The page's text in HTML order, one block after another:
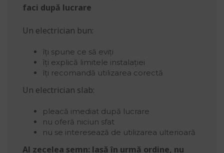
faci după lucrare
Un electrician bun:
îți spune ce să eviți
îți explică limitele instalației
îți recomandă utilizarea corectă
Un electrician slab:
pleacă imediat după lucrare
nu oferă niciun sfat
nu se interesează de utilizarea ulterioară
Al zecelea semn: lasă în urmă ordine, nu